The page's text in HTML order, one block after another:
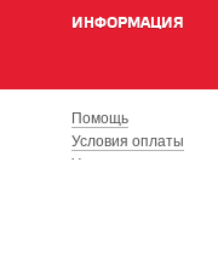
ИНФОРМАЦИЯ
Помощь
Условия оплаты
Условия доставки